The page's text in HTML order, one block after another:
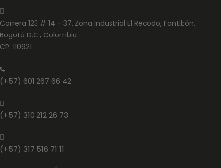
Carrera 123 # 14 - 37, Zona Industrial El Recodo, Fontibón,
Bogotá D.C., Colombia
CP. 110921
(+57) 601 267 66 42
(+57) 310 212 26 73
(+57) 317 516 71 11